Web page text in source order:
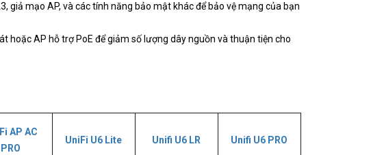
mạo AP, và các tính năng bảo mật khác để bảo vệ mạng của bạn
hoặc AP hỗ trợ PoE để giảm số lượng dây nguồn và thuận tiện cho
AP AC
PRO
UniFi U6 Lite Unifi U6 LR Unifi U6 PRO